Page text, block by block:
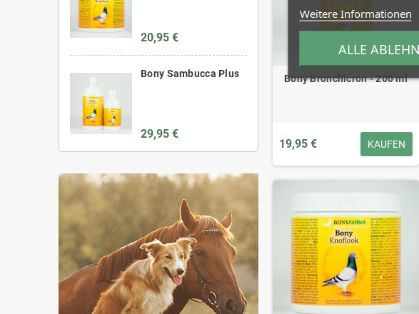
20,95 €
Bony Sambucca Plus
29,95 €
Bony Bronchicron - 200 ml
19,95 € KAUFEN
Weitere Informationen
ALLE